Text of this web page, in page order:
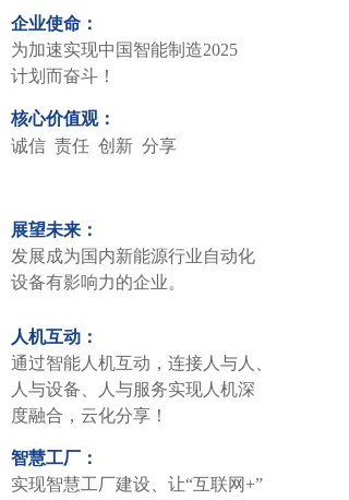
展望未来：
发展成为国内新能源行业自动化
设备有影响力的企业。
人机互动：
通过智能人机互动，连接人与人、
人与设备、人与服务实现人机深
度融合，云化分享！
智慧工厂：
实现智慧工厂建设、让“互联网+”
企业使命：
为加速实现中国智能制造2025
计划而奋斗！
核心价值观：
诚信 责任 创新 分享